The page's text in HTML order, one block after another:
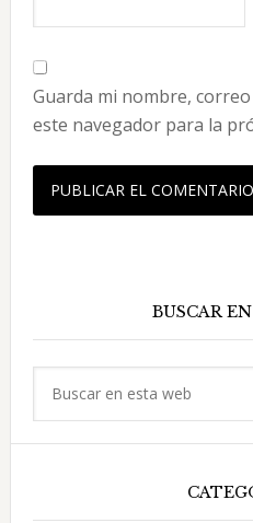
Guarda mi nombre,
este navegador para la
principal
BUSCAR